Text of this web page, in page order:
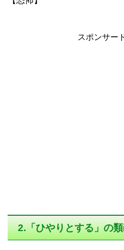
スポンサー
2.「ひやりとする」の